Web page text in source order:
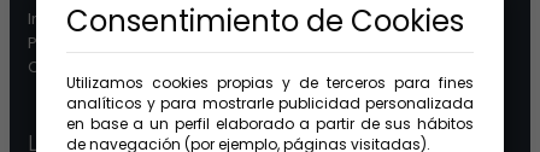
Inmobiliaria
Patrimonios
Comunidades
Legal
Consentimiento de Cookies
Utilizamos cookies propias y de terceros para fines
analíticos y para mostrarle publicidad personalizada
en base a un perfil elaborado a partir de sus hábitos
de navegación (por ejemplo, páginas visitadas).